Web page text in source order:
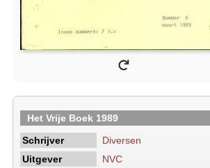
Het Vrije Boek 1989
Schrijver
Diversen
Uitgever
NVC